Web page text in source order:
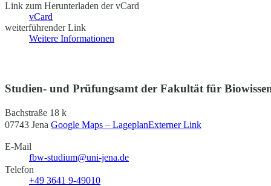
Link zum Herunterladen der vCard
vCard
weiterführender Link
Weitere Informationen
Studien- und Prüfungsamt der Fakultät für
Bachstraße 18 k
07743 Jena Google Maps – LageplanExterner Link
E-Mail
fbw-studium@uni-jena.de
Telefon
+49 3641 9-49010